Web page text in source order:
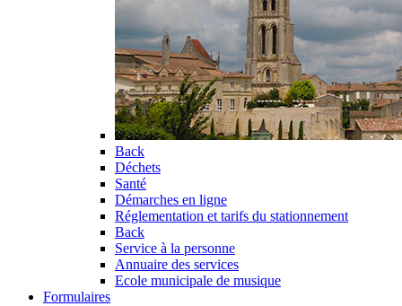
Back
Déchets
Santé
Démarches en ligne
Réglementation et tarifs du stationnement
Back
Service à la personne
Annuaire des services
Ecole municipale de musique
Formulaires